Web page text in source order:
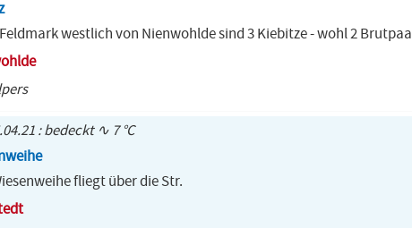
westlich von Nienwohlde sind 3 Kiebitze - wohl 2
: bedeckt ∿ 7 °C
fliegt über die Str.